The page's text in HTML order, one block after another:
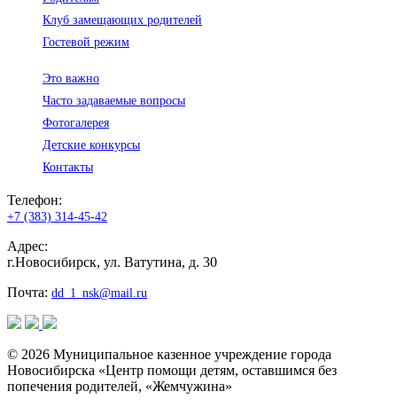
Клуб замещающих родителей
Гостевой режим
Это важно
Часто задаваемые вопросы
Фотогалерея
Детские конкурсы
Контакты
Телефон:
+7 (383) 314-45-42
Адрес:
г.Новосибирск, ул. Ватутина, д. 30
Почта: dd_1_nsk@mail.ru
© 2026 Муниципальное казенное учреждение города
Новосибирска «Центр помощи детям, оставшимся без
попечения родителей, «Жемчужина»